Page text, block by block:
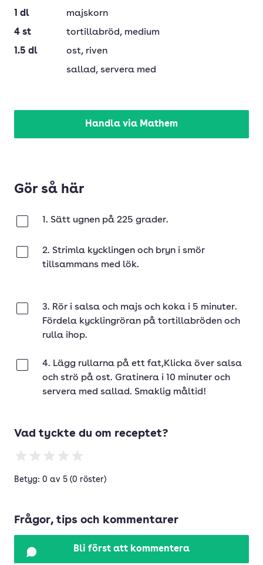
1 dl
majskorn
4 st tortillabröd, medium
1.5 dl ost, riven
sallad, servera med
Handla via Mathem
Gör så här
1. Sätt ugnen på 225 grader.
2. Strimla kycklingen och bryn i smör
tillsammans med lök.
3. Rör i salsa och majs och koka i 5 minuter.
Fördela kycklingröran på tortillabröden och
rulla ihop.
4. Lägg rullarna på ett fat,Klicka över salsa
och strö på ost. Gratinera i 10 minuter och
servera med sallad. Smaklig måltid!
Vad tyckte du om receptet?
Betyg: 0 av 5 (0 röster)
Frågor, tips och kommentarer
Bli först att kommentera